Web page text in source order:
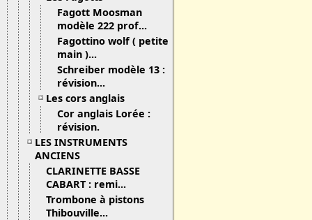
Fagott Moosman
modèle 222 prof...
Fagottino wolf ( petite
main )...
Schreiber modèle 13 :
révision...
Les cors anglais
Cor anglais Lorée :
révision.
LES INSTRUMENTS
ANCIENS
CLARINETTE BASSE
CABART : remi...
Trombone à pistons
Thibouville...